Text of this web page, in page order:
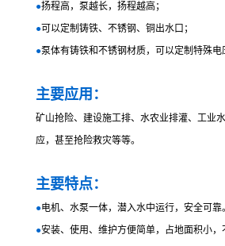
●扬程高，泵越长，扬程越高；
●可以定制铸铁、不锈钢、铜出水口；
●泵体有铸铁和不锈钢材质，可以定制特殊电
主要应用：
矿山抢险、建设施工排、水农业排灌、工业
应，甚至抢险救灾等等。
主要特点：
●电机、水泵一体，潜入水中运行，安全可靠。
●安装、使用、维护方便简单，占地面积小，